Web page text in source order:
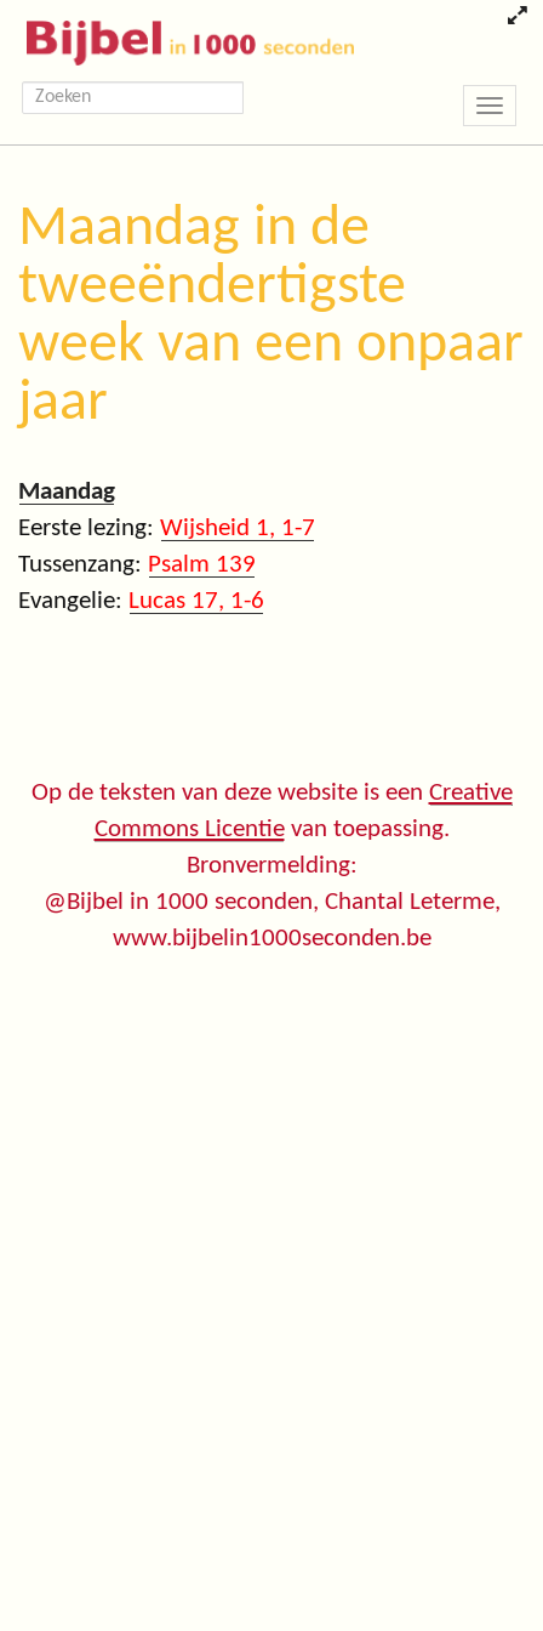
Toggle
Maandag in de
tweeëndertigste
week van een onpaar
jaar
Maandag
Eerste lezing: Wijsheid 1, 1-7
Tussenzang: Psalm 139
Evangelie: Lucas 17, 1-6
Op de teksten van deze website is een Creative
Commons Licentievan toepassing.
Bronvermelding:
@Bijbel in 1000 seconden, Chantal Leterme,
www.bijbelin1000seconden.be